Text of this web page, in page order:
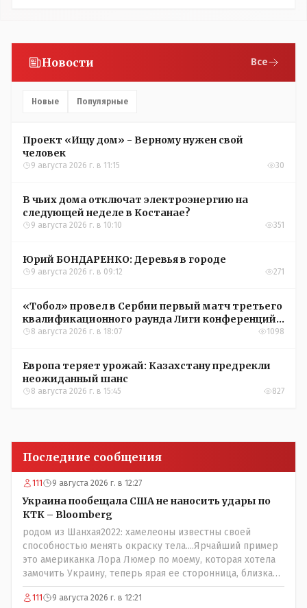
Новости Все
Новые Популярные
Проект «Ищу дом» - Верному нужен свой
человек
9 августа 2026 г. в 11:15 30
В чьих дома отключат электроэнергию на
следующей неделе в Костанае?
9 августа 2026 г. в 10:10 351
Юрий БОНДАРЕНКО: Деревья в городе
9 августа 2026 г. в 09:12 271
«Тобол» провел в Сербии первый матч третьего
квалификационного раунда Лиги конференций
УЕФА
8 августа 2026 г. в 18:07 1098
Европа теряет урожай: Казахстану предрекли
неожиданный шанс
8 августа 2026 г. в 15:45 827
Последние сообщения
111 9 августа 2026 г. в 12:27
Украина пообещала США не наносить удары по
КТК – Bloomberg
родом из Шанхая2022: хамелеоны известны своей
способностью менять окраску тела....Ярчайший пример
это американка Лора Люмер по моему, которая хотела
замочить Украину, теперь ярая ее сторонница, близкая
к Трампу. Ну и западные страны тем более, которые
предоставляли Зеленскому убежище, чтоб он бежал и
111 9 августа 2026 г. в 12:21